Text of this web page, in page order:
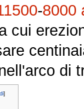
-8000
cui
di
]